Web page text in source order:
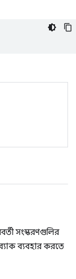
সংস্করণগুলির
ব্যবহার করতে